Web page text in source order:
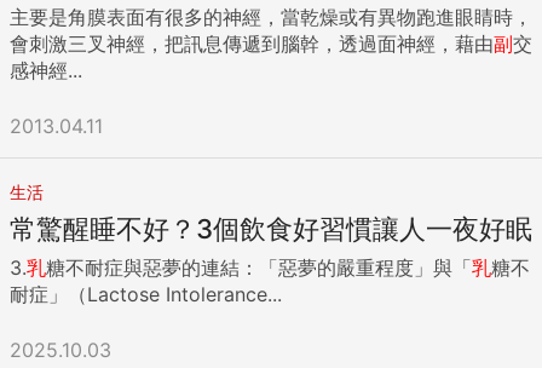
主要是角膜表面有很多的神經，當乾燥或有異物跑進眼睛時，
會刺激三叉神經，把訊息傳遞到腦幹，透過面神經，藉由副交
感神經...
2013.04.11
生活
常驚醒睡不好？3個飲食好習慣讓人一夜好眠
3.乳糖不耐症與惡夢的連結：「惡夢的嚴重程度」與「乳糖不
耐症」（Lactose Intolerance...
2025.10.03